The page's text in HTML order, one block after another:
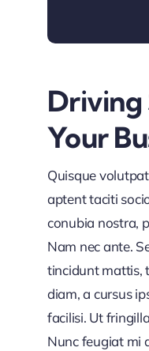
Driving
Your
Quisque
aptent taciti
conubia nostra,
Nam nec ante.
tincidunt mattis,
diam, a cursus
facilisi. Ut
Nunc feugiat mi